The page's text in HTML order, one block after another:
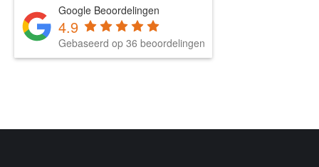
Google Beoordelingen
4.9
Gebaseerd op 36 beoordelingen